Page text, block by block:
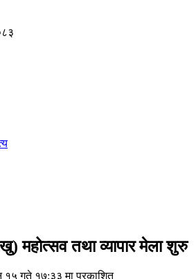
महोत्सव तथा व्यापार मेला शुरु
१५ गते १७:३३ मा प्रकाशित